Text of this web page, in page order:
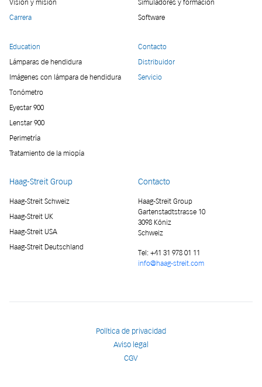
Visión y misión
Carrera
Simuladores y formación
Software
Education
Lámparas de hendidura
Imágenes con lámpara de hendidura
Tonómetro
Eyestar 900
Lenstar 900
Perimetría
Tratamiento de la miopía
Contacto
Distribuidor
Servicio
Haag-Streit Group
Haag-Streit Schweiz
Haag-Streit UK
Haag-Streit USA
Haag-Streit Deutschland
Contacto
Haag-Streit Group
Gartenstadtstrasse 10
3098 Köniz
Schweiz
Tel: +41 31 978 01 11
info@haag-streit.com
Política de privacidad
Aviso legal
CGV